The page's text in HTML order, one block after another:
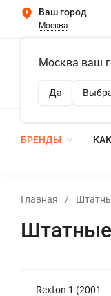
Ваш город
Москва
Москва ваш
Да
БРЕНДЫ
Главная /
Штатные
Rexton 1 (2001-